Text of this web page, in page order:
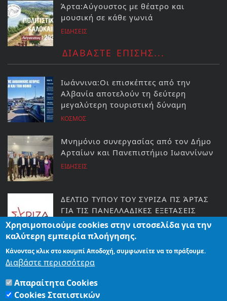
Άρτα:Αύγουστος με θέατρο και
μουσική σε κάθε γωνιά
ΕΙΔΗΣΕΙΣ
ΔΙΑΒΑΣΤΕ ΕΠΙΣΗΣ...
Ιωάννινα:Οι επισκέπτες από την
Αλβανία αποτελούν τη δεύτερη
μεγαλύτερη τουριστική δύναμη
ΚΟΣΜΟΣ
Μνημόνιο συνεργασίας από τον Δήμο
Αρταίων και Πανεπιστήμιο Ιωαννίνων
ΕΙΔΗΣΕΙΣ
ΔΕΛΤΙΟ ΤΥΠΟΥ ΤΟΥ ΣΥΡΙΖΑ ΠΣ ΆΡΤΑΣ
ΓΙΑ ΤΙΣ ΠΑΝΕΛΛΑΔΙΚΕΣ ΕΞΕΤΑΣΕΙΣ
ΕΙΔΗΣΕΙΣ
Εγκαίνια στο ΚΕΠ Φιλοθέης
Χρησιμοποιούμε cookies στην ιστοσελίδα για την
καλύτερη εμπειρία πλοήγησης.
Κάνοντας κλικ στο κουμπί Αποδοχή, συμφωνείτε να το πράξουμε.
Διαβάστε περισσότερα
Απαραίτητα Cookies
Cookies Στατιστικών